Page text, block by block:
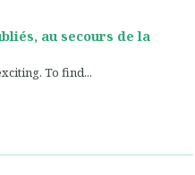
au secours de la
To find...